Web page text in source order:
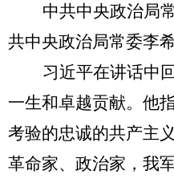
中共中央政治局
共中央政治局常委李
习近平在讲话中
一生和卓越贡献。他
考验的忠诚的共产主
革命家、政治家，我